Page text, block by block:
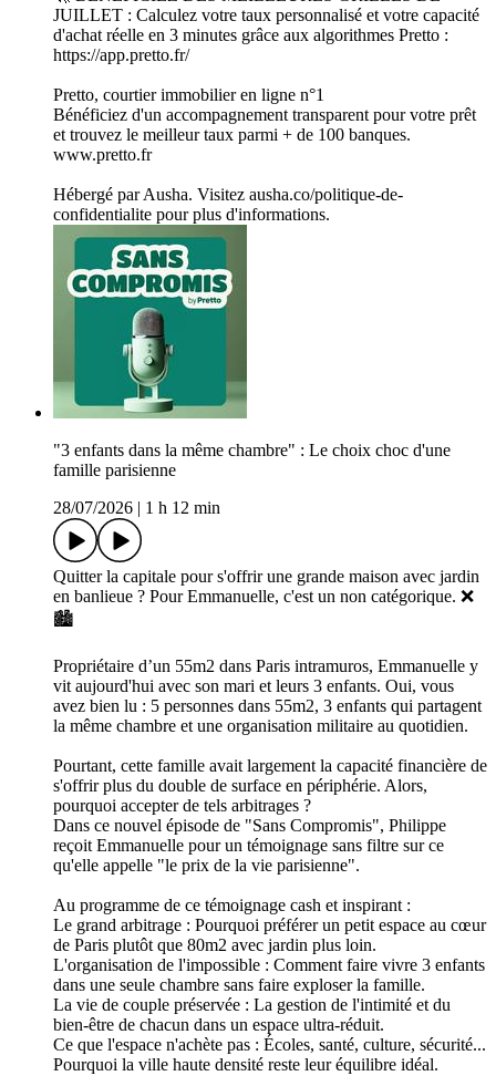
JUILLET : Calculez votre taux personnalisé et votre capacité
d'achat réelle en 3 minutes grâce aux algorithmes Pretto :
https://app.pretto.fr/
Pretto, courtier immobilier en ligne n°1
Bénéficiez d'un accompagnement transparent pour votre prêt
et trouvez le meilleur taux parmi + de 100 banques.
www.pretto.fr
Hébergé par Ausha. Visitez ausha.co/politique-de-
confidentialite pour plus d'informations.
"3 enfants dans la même chambre" : Le choix choc d'une
famille parisienne
28/07/2026
1 h 12 min
Quitter la capitale pour s'offrir une grande maison avec jardin
en banlieue ? Pour Emmanuelle, c'est un non catégorique. ❌
🏙️
Propriétaire d’un 55m2 dans Paris intramuros, Emmanuelle y
vit aujourd'hui avec son mari et leurs 3 enfants. Oui, vous
avez bien lu : 5 personnes dans 55m2, 3 enfants qui partagent
la même chambre et une organisation militaire au quotidien.
Pourtant, cette famille avait largement la capacité financière de
s'offrir plus du double de surface en périphérie. Alors,
pourquoi accepter de tels arbitrages ?
Dans ce nouvel épisode de "Sans Compromis", Philippe
reçoit Emmanuelle pour un témoignage sans filtre sur ce
qu'elle appelle "le prix de la vie parisienne".
Au programme de ce témoignage cash et inspirant :
Le grand arbitrage : Pourquoi préférer un petit espace au cœur
de Paris plutôt que 80m2 avec jardin plus loin.
L'organisation de l'impossible : Comment faire vivre 3 enfants
dans une seule chambre sans faire exploser la famille.
La vie de couple préservée : La gestion de l'intimité et du
bien-être de chacun dans un espace ultra-réduit.
Ce que l'espace n'achète pas : Écoles, santé, culture, sécurité...
Pourquoi la ville haute densité reste leur équilibre idéal.